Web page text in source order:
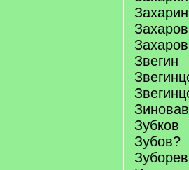
Захарин
Захаров
Захаров
Звегин
Зиновав
Зубков
Зубов?
Зуборев